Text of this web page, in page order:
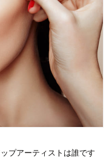
プアーティストは誰です